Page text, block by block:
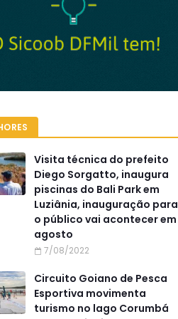
Visita técnica do prefeito
Diego Sorgatto, inaugura
piscinas do Bali Park em
Luziânia, inauguração para
o público vai acontecer em
agosto
7/08/2022
Circuito Goiano de Pesca
Esportiva movimenta
turismo no lago Corumbá